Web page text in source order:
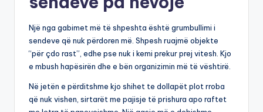
Një nga gabimet më të shpeshta është grumbullimi i
sendeve që nuk përdoren më. Shpesh ruajmë objekte
“për çdo rast”, edhe pse nuk i kemi prekur prej vitesh. Kjo
e mbush hapësirën dhe e bën organizimin më të vështirë.
Në jetën e përditshme kjo shihet te dollapët plot rroba
që nuk vishen, sirtarët me pajisje të prishura apo raftet